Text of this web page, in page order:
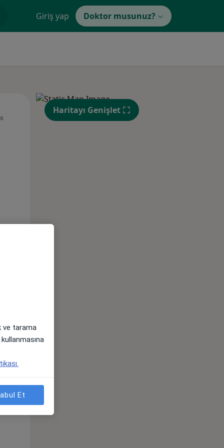
Giriş yap Doktor musunuz?
12 Ağustos
Per,
13 Ağustos
Cum,
14 Ağustos
Çar,
12 Ağustos
Haritayı Genişlet
ve tarama
Et